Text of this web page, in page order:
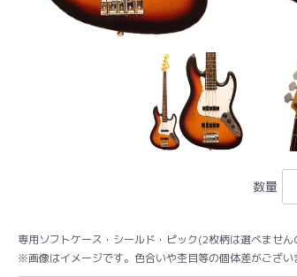
数量
専用ソフトケース・シールド・ピック(2枚柄は選べません
※画像はイメージです。色合いや杢目等の個体差がござい